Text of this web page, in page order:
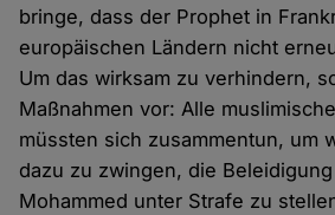
bringe, dass der Prophet in
europäischen Ländern nicht
Um das wirksam zu verhindern,
Maßnahmen vor: Alle
müssten sich zusammentun, um
dazu zu zwingen, die
Mohammed unter Strafe zu